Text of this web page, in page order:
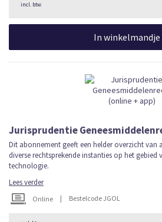
In winkelmandje
Jurisprudentie
Dit abonnement geeft een helder overzicht van
diverse rechtsprekende instanties op het gebied
technologie.
Lees verder
Online | Bestelcode JGOL